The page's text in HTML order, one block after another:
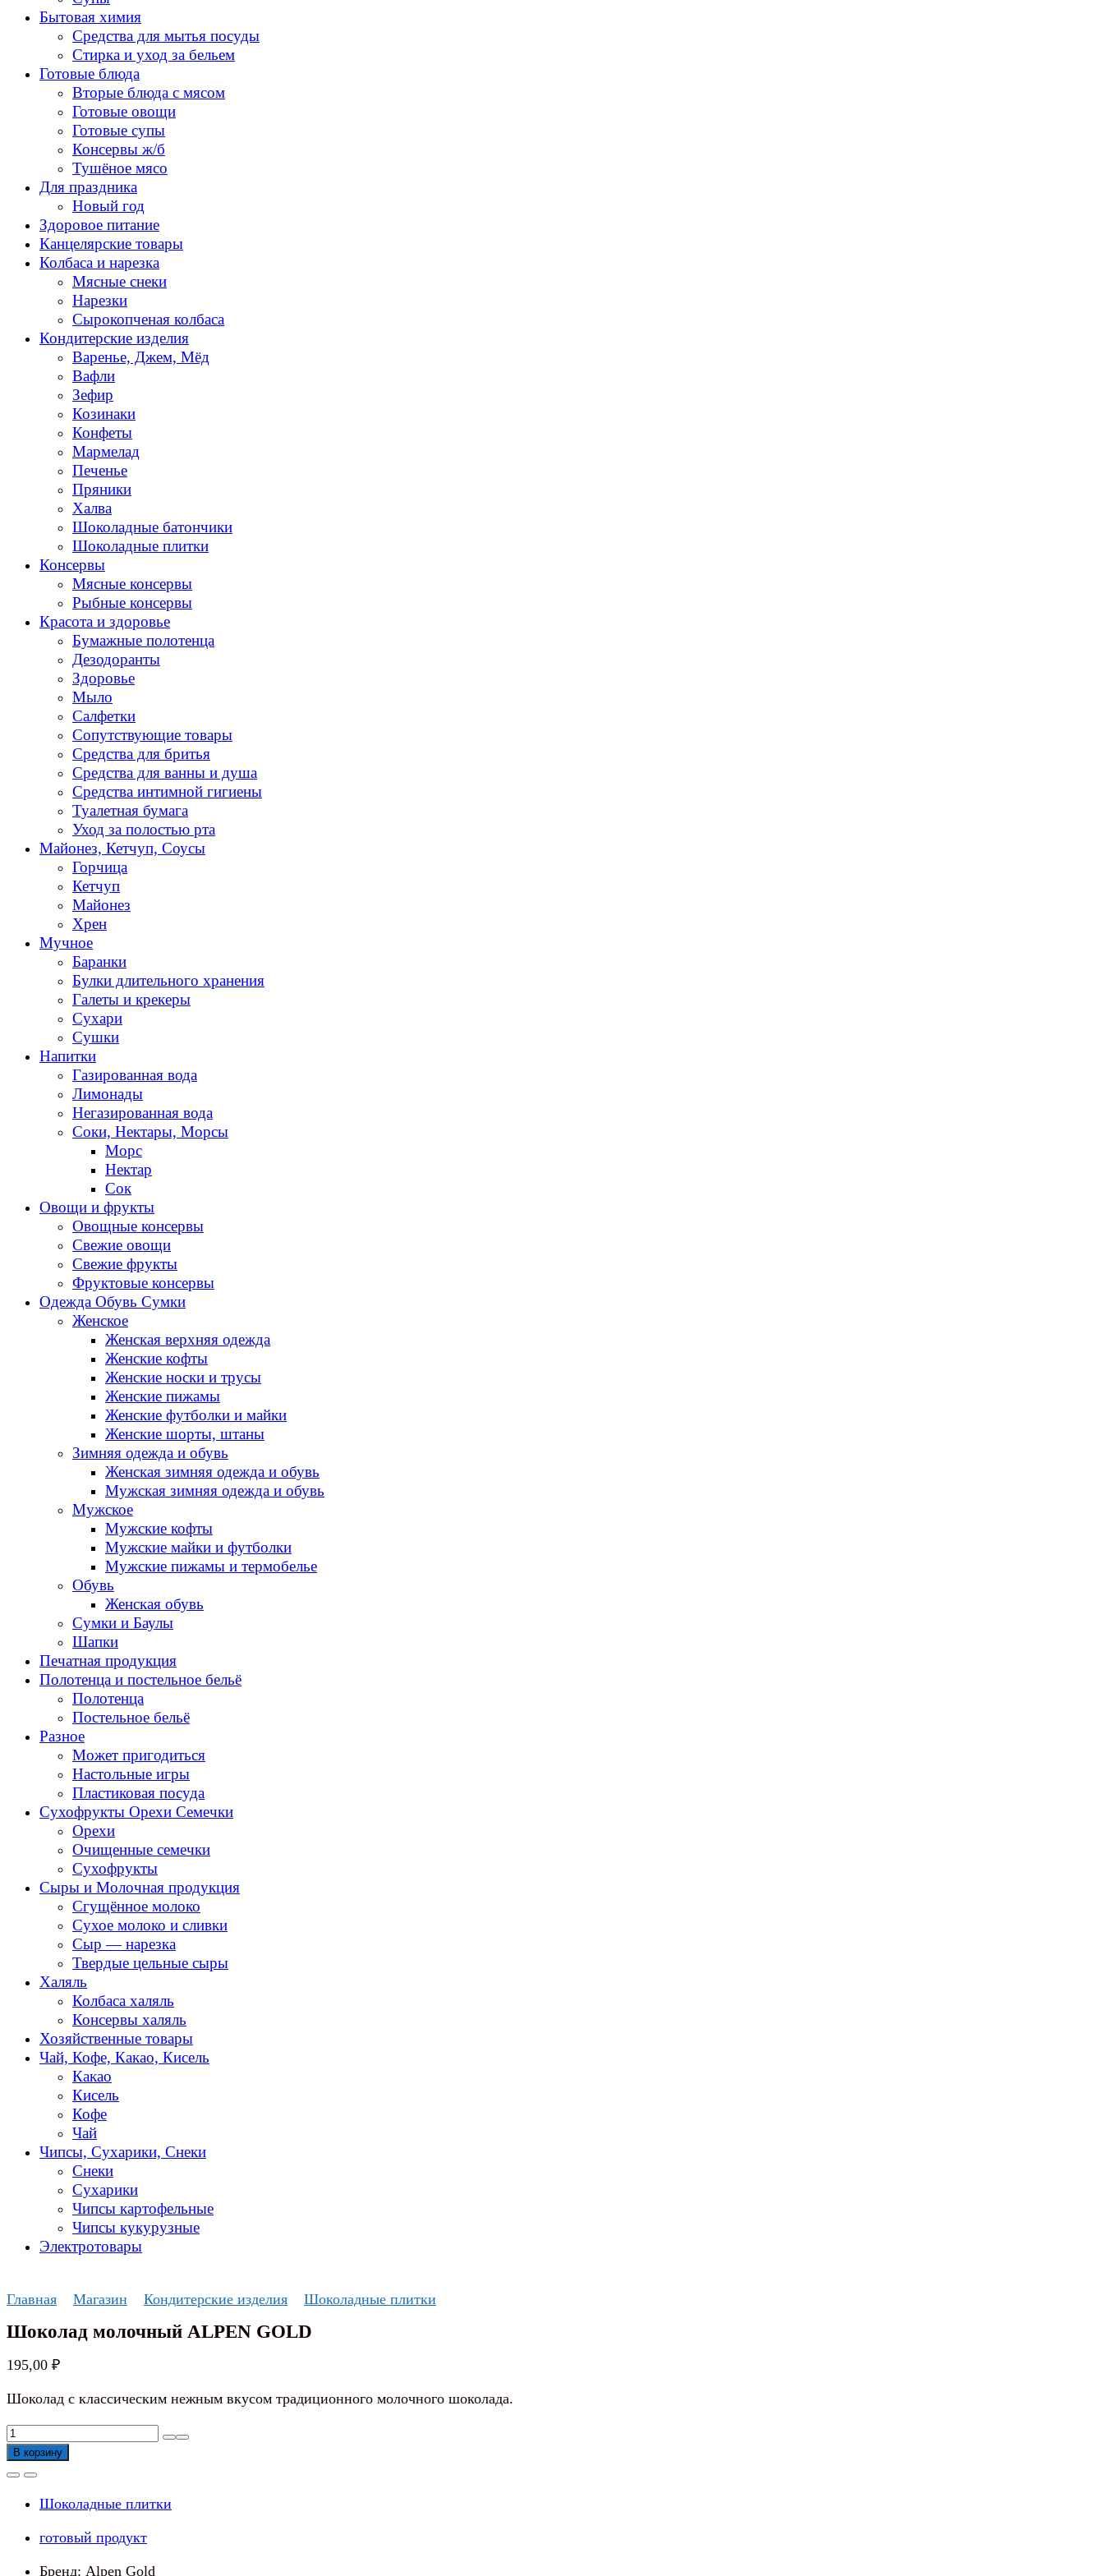
Бытовая химия
Средства для мытья посуды
Стирка и уход за бельем
Готовые блюда
Вторые блюда с мясом
Готовые овощи
Готовые супы
Консервы ж/б
Тушёное мясо
Для праздника
Новый год
Здоровое питание
Канцелярские товары
Колбаса и нарезка
Мясные снеки
Нарезки
Сырокопченая колбаса
Кондитерские изделия
Варенье, Джем, Мёд
Вафли
Зефир
Козинаки
Конфеты
Мармелад
Печенье
Пряники
Халва
Шоколадные батончики
Шоколадные плитки
Консервы
Мясные консервы
Рыбные консервы
Красота и здоровье
Бумажные полотенца
Дезодоранты
Здоровье
Мыло
Салфетки
Сопутствующие товары
Средства для бритья
Средства для ванны и душа
Средства интимной гигиены
Туалетная бумага
Уход за полостью рта
Майонез, Кетчуп, Соусы
Горчица
Кетчуп
Майонез
Хрен
Мучное
Баранки
Булки длительного хранения
Галеты и крекеры
Сухари
Сушки
Напитки
Газированная вода
Лимонады
Негазированная вода
Соки, Нектары, Морсы
Морс
Нектар
Сок
Овощи и фрукты
Овощные консервы
Свежие овощи
Свежие фрукты
Фруктовые консервы
Одежда Обувь Сумки
Женское
Женская верхняя одежда
Женские кофты
Женские носки и трусы
Женские пижамы
Женские футболки и майки
Женские шорты, штаны
Зимняя одежда и обувь
Женская зимняя одежда и обувь
Мужская зимняя одежда и обувь
Мужское
Мужские кофты
Мужские майки и футболки
Мужские пижамы и термобелье
Обувь
Женская обувь
Сумки и Баулы
Шапки
Печатная продукция
Полотенца и постельное бельё
Полотенца
Постельное бельё
Разное
Может пригодиться
Настольные игры
Пластиковая посуда
Сухофрукты Орехи Семечки
Орехи
Очищенные семечки
Сухофрукты
Сыры и Молочная продукция
Сгущённое молоко
Сухое молоко и сливки
Сыр — нарезка
Твердые цельные сыры
Халяль
Колбаса халяль
Консервы халяль
Хозяйственные товары
Чай, Кофе, Какао, Кисель
Какао
Кисель
Кофе
Чай
Чипсы, Сухарики, Снеки
Снеки
Сухарики
Чипсы картофельные
Чипсы кукурузные
Электротовары
Главная Магазин Кондитерские изделия Шоколадные плитки
Шоколад молочный ALPEN GOLD
195,00 ₽
Шоколад с классическим нежным вкусом традиционного молочного шоколада.
Количество
товара
Шоколад
ALPEN
В корзину
Шоколадные плитки
готовый продукт
Бренд: Alpen Gold